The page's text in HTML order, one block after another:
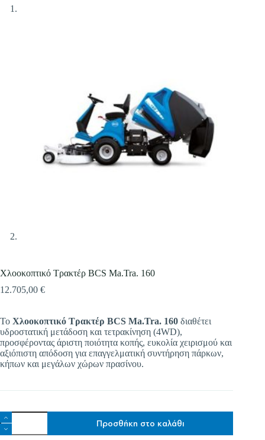
Χλοοκοπτικό Τρακτέρ BCS Ma.Tra. 160
12.705,00 €
Το Χλοοκοπτικό Τρακτέρ BCS Ma.Tra. 160 διαθέτει
υδροστατική μετάδοση και τετρακίνηση (4WD),
προσφέροντας άριστη ποιότητα κοπής, ευκολία χειρισμού και
αξιόπιστη απόδοση για επαγγελματική συντήρηση πάρκων,
κήπων και μεγάλων χώρων πρασίνου.
Χλοοκοπτικό
Τρακτέρ
BCS
Προσθήκη στο καλάθι